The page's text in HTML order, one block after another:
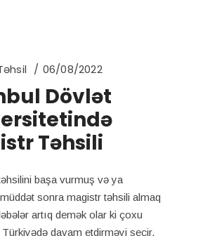
06/08/2022
Dövlət
Təhsili
başa vurmuş və ya
sonra magistr təhsili almaq
artıq demək olar ki çoxu
Türkiyədə davam etdirməyi seçir.